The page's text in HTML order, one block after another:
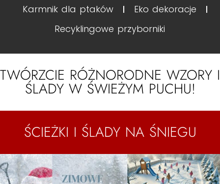
Karmnik dla ptaków
Eko dekoracje
Recyklingowe przyborniki
TWÓRZCIE RÓŻNORODNE WZORY I
ŚLADY W ŚWIEŻYM PUCHU!
ŚCIEŻKI I ŚLADY NA ŚNIEGU